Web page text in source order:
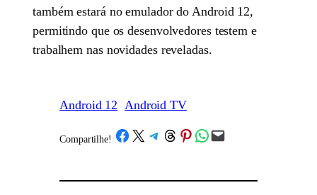
também estará no emulador do Android 12,
permitindo que os desenvolvedores testem e
trabalhem nas novidades reveladas.
Android 12 Android TV
Compartilhe! /Share on Facebook
Share on X Share on Telegram
Share on Threads
Share on Pinterest
Share on WhatsApp
Email this Page